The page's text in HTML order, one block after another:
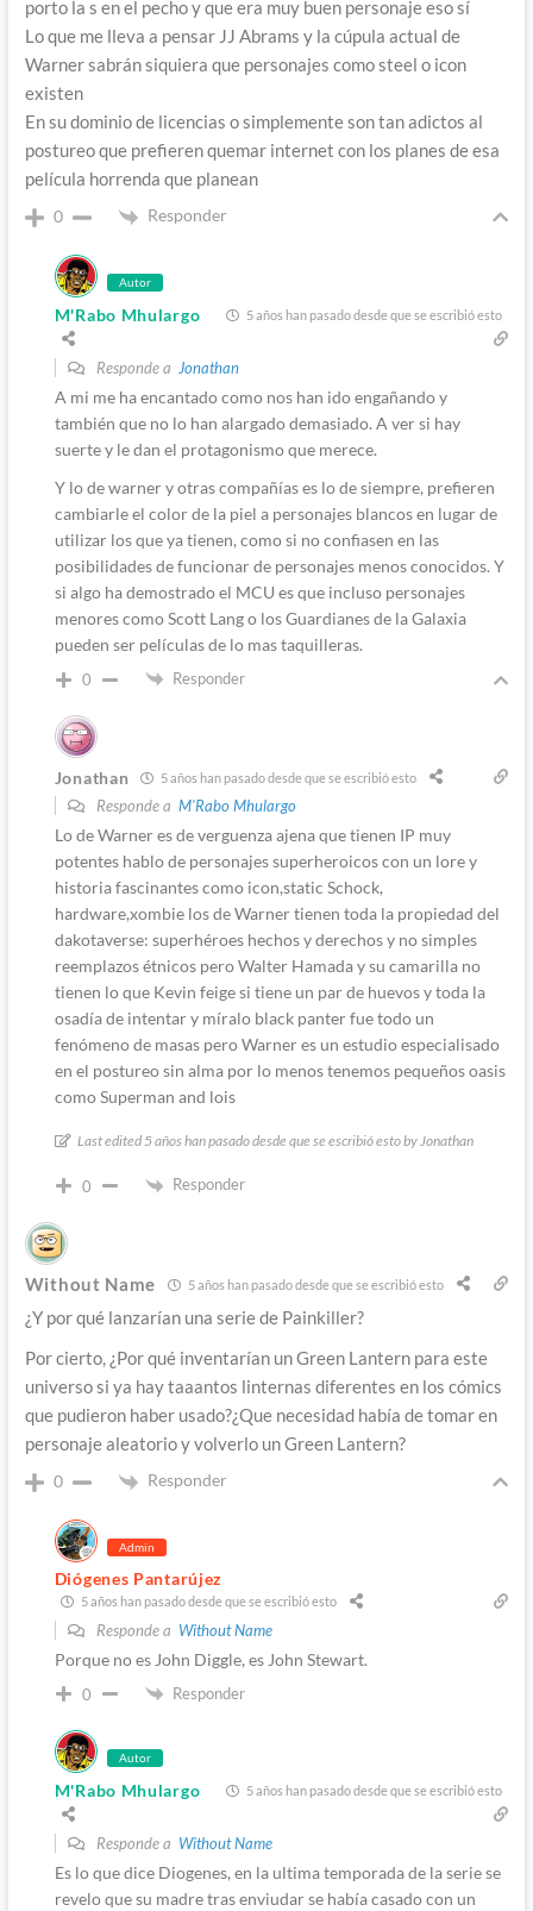
porto la s en el pecho y que era muy buen personaje eso sí
Lo que me lleva a pensar JJ Abrams y la cúpula actual de
Warner sabrán siquiera que personajes como steel o icon
existen
En su dominio de licencias o simplemente son tan adictos al
postureo que prefieren quemar internet con los planes de esa
película horrenda que planean
0 Responder
Autor
M'Rabo Mhulargo 5 años han pasado desde que se escribió esto
Responde a Jonathan
A mi me ha encantado como nos han ido engañando y
también que no lo han alargado demasiado. A ver si hay
suerte y le dan el protagonismo que merece.
Y lo de warner y otras compañías es lo de siempre, prefieren
cambiarle el color de la piel a personajes blancos en lugar de
utilizar los que ya tienen, como si no confiasen en las
posibilidades de funcionar de personajes menos conocidos. Y
si algo ha demostrado el MCU es que incluso personajes
menores como Scott Lang o los Guardianes de la Galaxia
pueden ser películas de lo mas taquilleras.
0 Responder
Jonathan 5 años han pasado desde que se escribió esto
Responde a M'Rabo Mhulargo
Lo de Warner es de verguenza ajena que tienen IP muy
potentes hablo de personajes superheroicos con un lore y
historia fascinantes como icon,static Schock,
hardware,xombie los de Warner tienen toda la propiedad del
dakotaverse: superhéroes hechos y derechos y no simples
reemplazos étnicos pero Walter Hamada y su camarilla no
tienen lo que Kevin feige si tiene un par de huevos y toda la
osadía de intentar y míralo black panter fue todo un
fenómeno de masas pero Warner es un estudio especialisado
en el postureo sin alma por lo menos tenemos pequeños oasis
como Superman and lois
Last edited 5 años han pasado desde que se escribió esto by Jonathan
0 Responder
Without Name 5 años han pasado desde que se escribió esto
¿Y por qué lanzarían una serie de Painkiller?
Por cierto, ¿Por qué inventarían un Green Lantern para este
universo si ya hay taaantos linternas diferentes en los cómics
que pudieron haber usado?¿Que necesidad había de tomar en
personaje aleatorio y volverlo un Green Lantern?
0 Responder
Admin
Diógenes Pantarújez
5 años han pasado desde que se escribió esto
Responde a Without Name
Porque no es John Diggle, es John Stewart.
0 Responder
Autor
M'Rabo Mhulargo 5 años han pasado desde que se escribió esto
Responde a Without Name
Es lo que dice Diogenes, en la ultima temporada de la serie se
revelo que su madre tras enviudar se había casado con un